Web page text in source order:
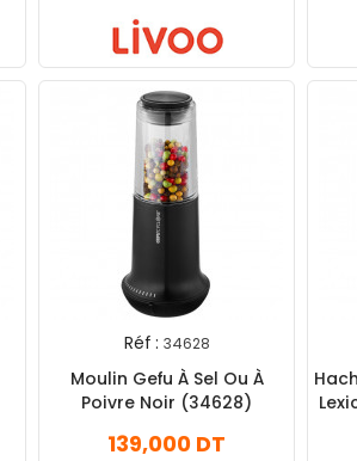
Réf : 34628
Moulin Gefu À Sel Ou À
Poivre Noir (34628)
139,000 DT